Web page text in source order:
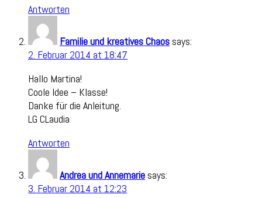
Antworten
Familie und kreatives Chaos says:
2. Februar 2014 at 18:47
Hallo Martina!
Coole Idee – Klasse!
Danke für die Anleitung.
LG CLaudia
Antworten
Andrea und Annemarie says:
3. Februar 2014 at 12:23